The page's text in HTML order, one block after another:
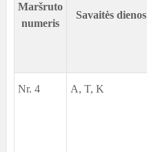
Maršruto
numeris
Savaitės dienos
Nr. 4 A, T, K